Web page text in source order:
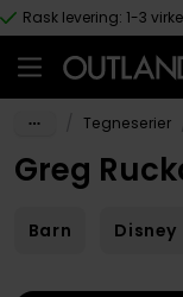
Hopp til
Rask levering: 1-3
Tegneserier
Greg
Barn Disney